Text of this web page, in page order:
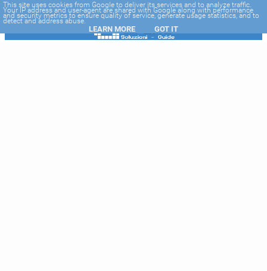
-->
This site uses cookies from Google to deliver its services and to analyze traffic.
Your IP address and user-agent are shared with Google along with performance
and security metrics to ensure quality of service, generate usage statistics, and to
detect and address abuse.
LEARN MORE GOT IT